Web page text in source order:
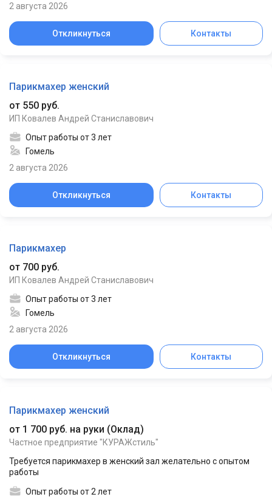
2 августа 2026
Откликнуться Контакты
Парикмахер женский
от 550 руб.
ИП Ковалев Андрей Станиславович
Опыт работы от 3 лет
Гомель
2 августа 2026
Откликнуться Контакты
Парикмахер
от 700 руб.
ИП Ковалев Андрей Станиславович
Опыт работы от 3 лет
Гомель
2 августа 2026
Откликнуться Контакты
Парикмахер женский
от 1 700 руб. на руки (Оклад)
Частное предприятие "КУРАЖстиль"
Требуется парикмахер в женский зал желательно с опытом
работы
Опыт работы от 2 лет